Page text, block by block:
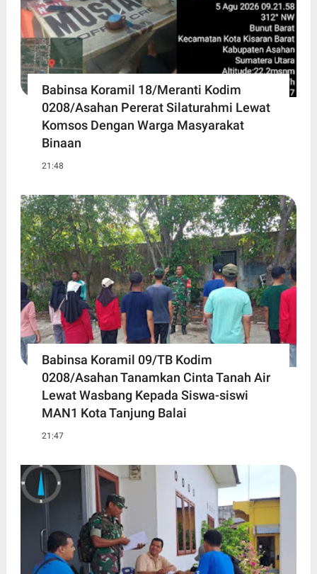
Babinsa Koramil 18/Meranti Kodim
0208/Asahan Pererat Silaturahmi Lewat
Komsos Dengan Warga Masyarakat
Binaan
21:48
Babinsa Koramil 09/TB Kodim
0208/Asahan Tanamkan Cinta Tanah Air
Lewat Wasbang Kepada Siswa-siswi
MAN1 Kota Tanjung Balai
21:47